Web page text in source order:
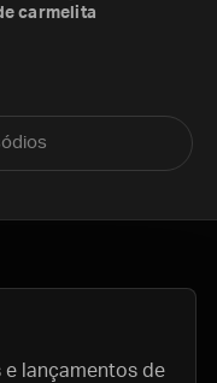
carmelita
e lançamentos de